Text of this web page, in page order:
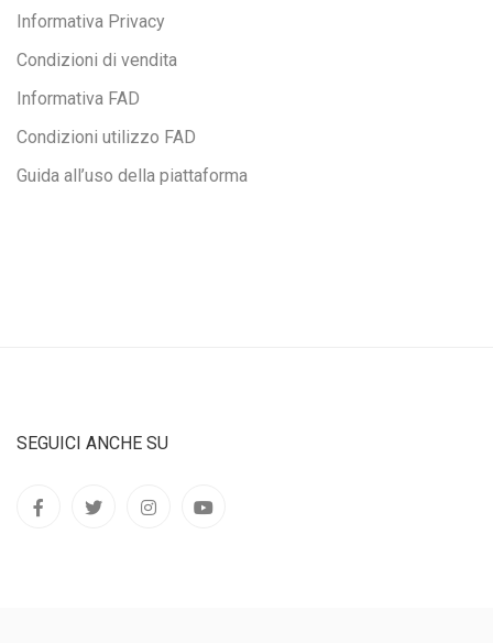
Informativa Privacy
Condizioni di vendita
Informativa FAD
Condizioni utilizzo FAD
Guida all’uso della piattaforma
SEGUICI ANCHE SU